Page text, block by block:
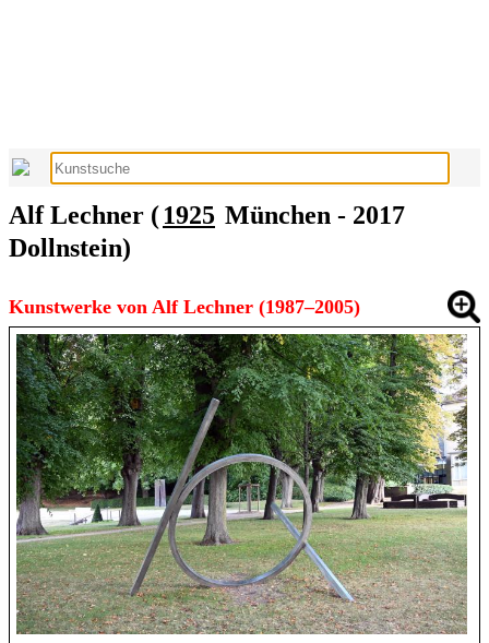
Alf Lechner (1925 München - 2017
Dollnstein)
Kunstwerke von Alf Lechner (1987–2005)